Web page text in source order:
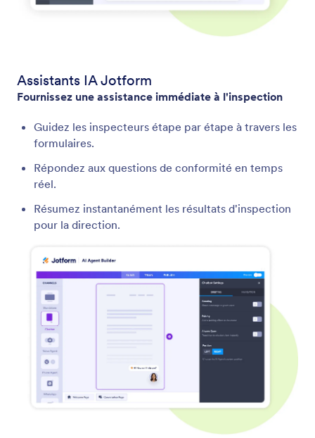
Assistants IA Jotform
Fournissez une assistance immédiate à l'inspection
Guidez les inspecteurs étape par étape à travers les
formulaires.
Répondez aux questions de conformité en temps
réel.
Résumez instantanément les résultats d'inspection
pour la direction.